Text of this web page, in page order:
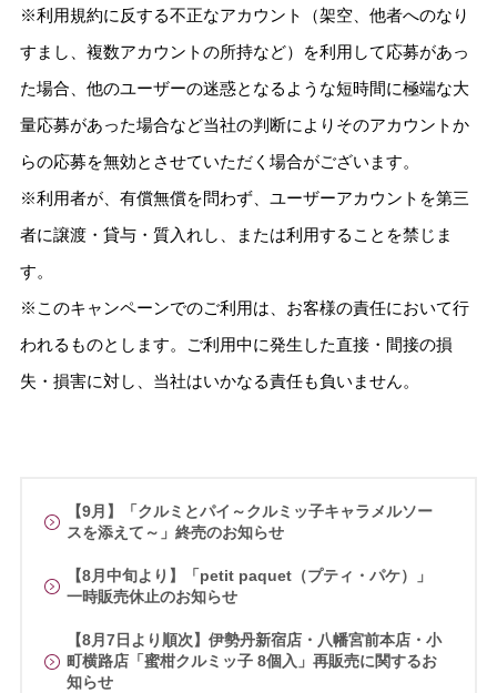
※利用規約に反する不正なアカウント（架空、他者へのなり
すまし、複数アカウントの所持など）を利用して応募があっ
た場合、他のユーザーの迷惑となるような短時間に極端な大
量応募があった場合など当社の判断によりそのアカウントか
らの応募を無効とさせていただく場合がございます。
※利用者が、有償無償を問わず、ユーザーアカウントを第三
者に譲渡・貸与・質入れし、または利用することを禁じま
す。
※このキャンペーンでのご利用は、お客様の責任において行
われるものとします。ご利用中に発生した直接・間接の損
失・損害に対し、当社はいかなる責任も負いません。
【9月】「クルミとパイ～クルミッ子キャラメルソー
スを添えて～」終売のお知らせ
【8月中旬より】「petit paquet（プティ・パケ）」
一時販売休止のお知らせ
【8月7日より順次】伊勢丹新宿店・八幡宮前本店・小
町横路店「蜜柑クルミッ子 8個入」再販売に関するお
知らせ